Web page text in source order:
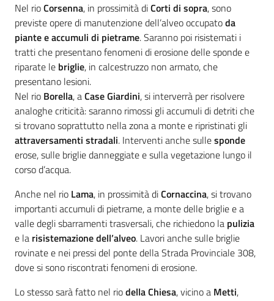
Nel rioCorsenna, in prossimità diCorti di sopra, sono
previste opere di manutenzione dell’alveo occupatoda
piante e accumuli di pietrame. Saranno poi risistemati i
tratti che presentano fenomeni di erosione delle sponde e
riparate le briglie, in calcestruzzo non armato, che
presentano lesioni.
Nel rio Borella, aCase Giardini, si interverrà per risolvere
analoghe criticità: saranno rimossi gli accumuli di detriti che
si trovano soprattutto nella zona a monte e ripristinati gli
attraversamenti stradali. Interventi anche sullesponde
erose, sulle briglie danneggiate e sulla vegetazione lungo il
corso d’acqua.
Anche nel rio Lama, in prossimità diCornaccina, si trovano
importanti accumuli di pietrame, a monte delle briglie e a
valle degli sbarramenti trasversali, che richiedono la pulizia
e la risistemazione dell’alveo. Lavori anche sulle briglie
rovinate e nei pressi del ponte della Strada Provinciale 308,
dove si sono riscontrati fenomeni di erosione.
Lo stesso sarà fatto nel riodella Chiesa, vicino a Metti,